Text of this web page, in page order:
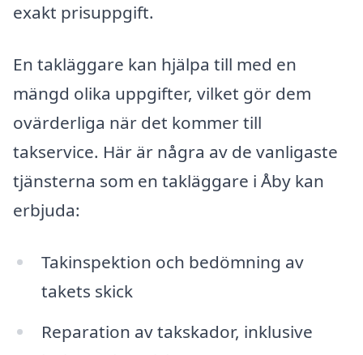
exakt prisuppgift.
En takläggare kan hjälpa till med en
mängd olika uppgifter, vilket gör dem
ovärderliga när det kommer till
takservice. Här är några av de vanligaste
tjänsterna som en takläggare i Åby kan
erbjuda:
Takinspektion och bedömning av
takets skick
Reparation av takskador, inklusive